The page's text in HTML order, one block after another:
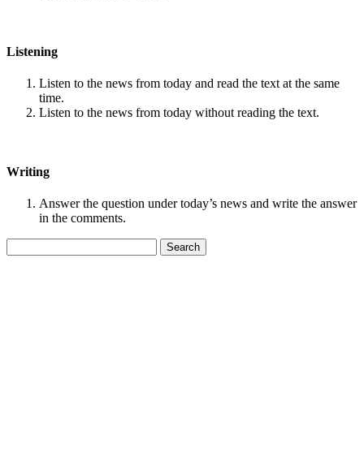
Listening
Listen to the news from today and read the text at the same
time.
Listen to the news from today without reading the text.
Writing
Answer the question under today’s news and write the answer
in the comments.
for: